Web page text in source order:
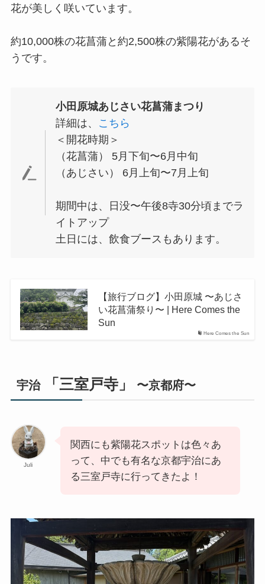
花が美しく咲いています。
約10,000株の花菖蒲と約2,500株の紫陽花があるそ
うです。
小田原城あじさい花菖蒲まつり
詳細は、 こちら
＜開花時期＞
（花菖蒲） 5月下旬〜6月中旬
（あじさい） 6月上旬〜7月上旬
期間中は、日没〜午後8寺30分頃までラ
イトアップ
土日には、飲食ブースもあります。
Here Comes the Sun
【旅行ブログ】小田原城 〜あじさ
い花菖蒲祭り〜 | Here Comes the
Sun
宇治「三室戸寺」 〜京都府〜
Juli
関西にも紫陽花スポットは色々あ
って、中でも有名な京都宇治にあ
る三室戸寺に行ってきたよ！